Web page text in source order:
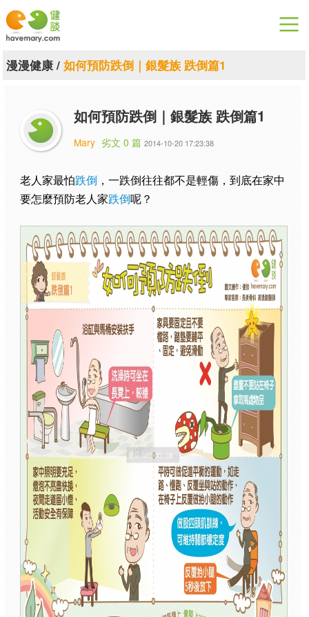
漫漫健康
關於健談
聯絡我們
下載專區
漫漫健康/ 如何預防跌倒｜銀髮族 跌倒篇1
如何預防跌倒｜銀髮族 跌倒篇1
Mary 劣文 0 篇 2014-10-20 17:23:38
老人家最怕跌倒 ，一跌倒往往都不是輕傷，到底在家中
要怎麼預防老人家跌倒呢？